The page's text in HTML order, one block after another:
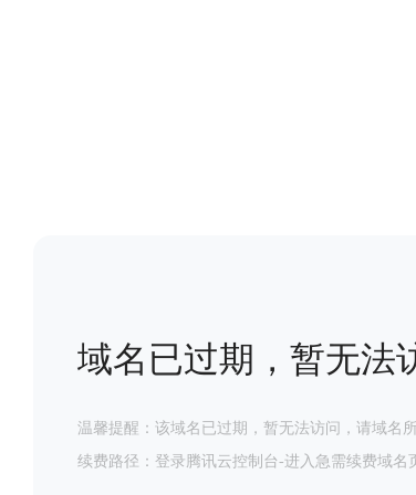
域名已过期，暂无法
温馨提醒：该域名已过期，暂无法访问，请域名
续费路径：登录腾讯云控制台-进入急需续费域名